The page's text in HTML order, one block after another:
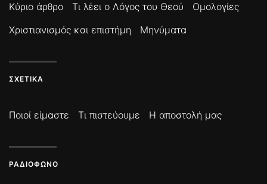
Κύριο άρθρο Τι λέει ο Λόγος του Θεού
Ομολογίες
Χριστιανισμός και επιστήμη
Μηνύματα
ΣΧΕΤΙΚΆ
Ποιοί είμαστε Τι πιστεύουμε Η αποστολή μας
ΡΑΔΙΌΦΩΝΟ